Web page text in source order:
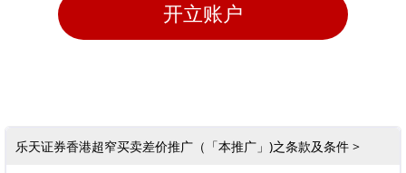
开立账户
乐天证券香港超窄买卖差价推广（「本推广」)之条款及条件 >